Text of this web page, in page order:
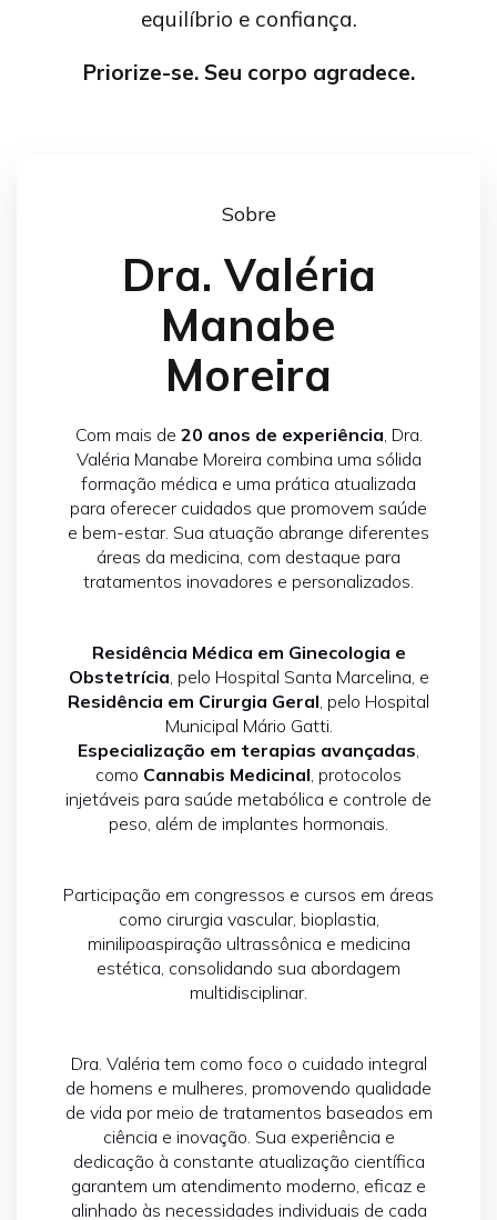
equilíbrio e confiança.
Priorize-se. Seu corpo agradece.
Sobre
Dra. Valéria
Manabe
Moreira
Com mais de 20 anos de experiência, Dra.
Valéria Manabe Moreira combina uma sólida
formação médica e uma prática atualizada
para oferecer cuidados que promovem saúde
e bem-estar. Sua atuação abrange diferentes
áreas da medicina, com destaque para
tratamentos inovadores e personalizados.
Residência Médica em Ginecologia e
Obstetrícia, pelo Hospital Santa Marcelina, e
Residência em Cirurgia Geral, pelo Hospital
Municipal Mário Gatti.
Especialização em terapias avançadas,
como Cannabis Medicinal, protocolos
injetáveis para saúde metabólica e controle de
peso, além de implantes hormonais.
Participação em congressos e cursos em áreas
como cirurgia vascular, bioplastia,
minilipoaspiração ultrassônica e medicina
estética, consolidando sua abordagem
multidisciplinar.
Dra. Valéria tem como foco o cuidado integral
de homens e mulheres, promovendo qualidade
de vida por meio de tratamentos baseados em
ciência e inovação. Sua experiência e
dedicação à constante atualização científica
garantem um atendimento moderno, eficaz e
alinhado às necessidades individuais de cada